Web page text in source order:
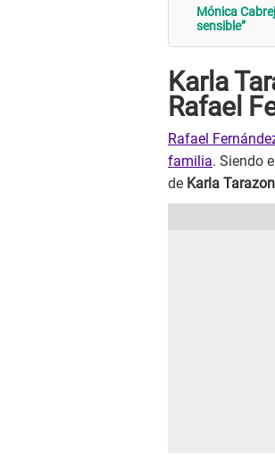
Mónica
sensible”
Karla
Rafael
Rafael
familia. Siendo
de Karla